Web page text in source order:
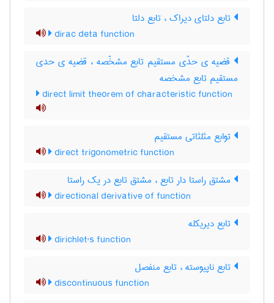
تابع دلتای دیراک ، تابع دلتا
dirac deta function
قضیه ی حدّی مستقیم تابع مشخّصه ، قضیه ی حدی
مستقیم تابع مشخصه
direct limit theorem of characteristic function
توابع مثلثاتی مستقیم
direct trigonometric function
مشتق راستا دار تابع ، مشتق تابع در یک راستا
directional derivative of function
تابع دیریکله
dirichlet's function
تابع ناپیوسته ، تابع منفصل
discontinuous function